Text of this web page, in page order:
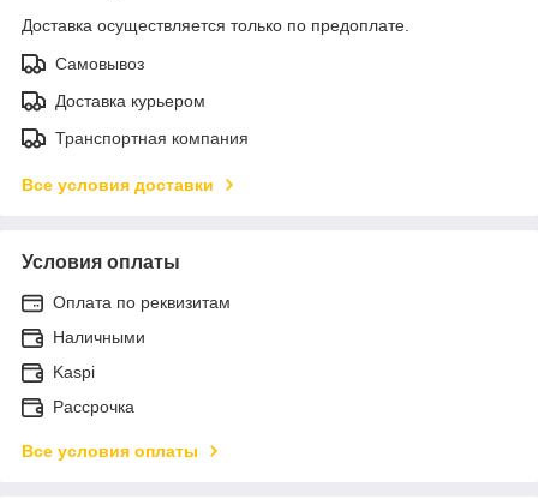
Доставка осуществляется только по предоплате.
Самовывоз
Доставка курьером
Транспортная компания
Все условия доставки
Условия оплаты
Оплата по реквизитам
Наличными
Kaspi
Рассрочка
Все условия оплаты